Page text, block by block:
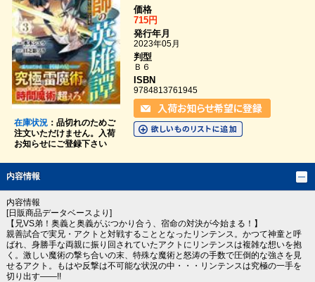
在庫状況：品切れのためご
注文いただけません。入荷
お知らせにご登録下さい
価格
715円
発行年月
2023年05月
判型
Ｂ６
ISBN
9784813761945
内容情報
内容情報
[日販商品データベースより]
【兄VS弟！奥義と奥義がぶつかり合う、宿命の対決が今始まる！】
親善試合で実兄・アクトと対戦することとなったリンテンス。かつて神童と呼
ばれ、身勝手な両親に振り回されていたアクトにリンテンスは複雑な想いを抱
く。激しい魔術の撃ち合いの末、特殊な魔術と怒涛の手数で圧倒的な強さを見
せるアクト。もはや反撃は不可能な状況の中・・・リンテンスは究極の一手を
切り出す――!!